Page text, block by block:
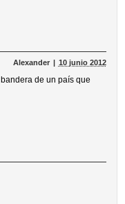
Alexander 10 junio 2012
de un país que